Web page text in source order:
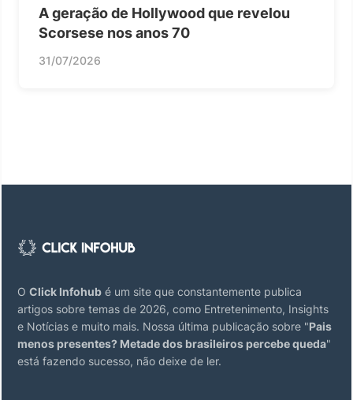
A geração de Hollywood que revelou
Scorsese nos anos 70
31/07/2026
O Click Infohub é um site que constantemente publica
artigos sobre temas de 2026, como Entretenimento, Insights
e Notícias e muito mais. Nossa última publicação sobre "Pais
menos presentes? Metade dos brasileiros percebe queda"
está fazendo sucesso, não deixe de ler.